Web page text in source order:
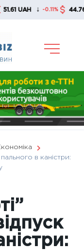
↓ -0.11% 44.76 UAH
в каністри: